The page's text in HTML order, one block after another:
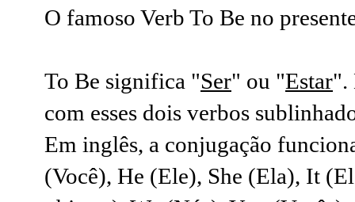
O famoso Verb To Be no
To Be significa "Ser" ou "Estar".
com esses dois verbos
Em inglês, a conjugação
(Você), He (Ele), She (Ela), It